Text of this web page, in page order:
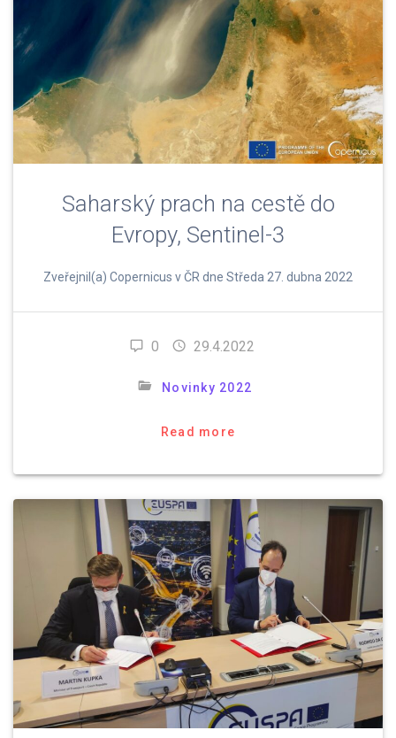
Saharský prach na cestě do
Evropy, Sentinel-3
Zveřejnil(a) Copernicus v ČR dne Středa 27. dubna 2022
0 29.4.2022
Novinky 2022
Read more